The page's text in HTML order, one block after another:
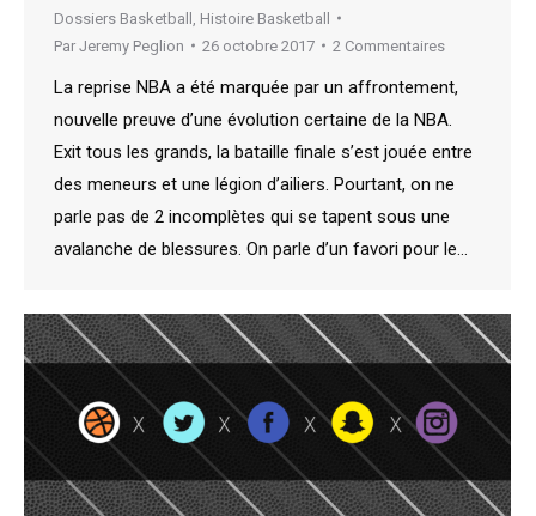
Dossiers Basketball
Histoire Basketball
Par Jeremy Peglion 26 octobre 2017 2 Commentaires
La reprise NBA a été marquée par un affrontement,
nouvelle preuve d’une évolution certaine de la NBA.
Exit tous les grands, la bataille finale s’est jouée entre
des meneurs et une légion d’ailiers. Pourtant, on ne
parle pas de 2 incomplètes qui se tapent sous une
avalanche de blessures. On parle d’un favori pour le…